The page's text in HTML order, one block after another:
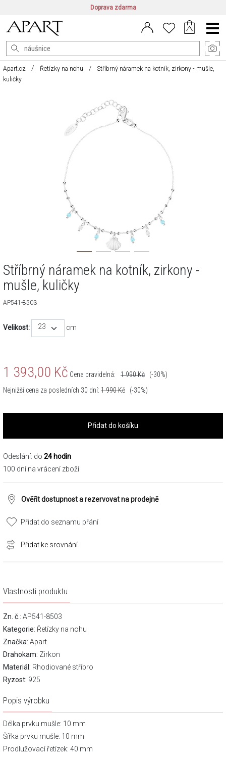
Doprava zdarma
CZ/CZK | EN/EUR PL/PLN
Main
Menu
Apart.cz Řetízky na nohu
Stříbrný náramek na kotník, zirkony - mušle,
kuličky
Stříbrný náramek na kotník, zirkony -
mušle, kuličky
AP541-8503
Velikost: 23 cm
1 393,00 Kč Cena pravidelná: 1 990Kč
(-30%)
Nejnižší cena za posledních 30 dní: 1 990Kč (-30%)
Přidat do košíku
Odeslání: do 24 hodin
100 dní na vrácení zboží
Ověřit dostupnost a rezervovat na prodejně
Přidat do seznamu přání
Přidat ke srovnání
Vlastnosti produktu
Zn. č. : AP541-8503
Kategorie: Řetízky na nohu
Značka: Apart
Drahokam: Zirkon
Materiál: Rhodiované stříbro
Ryzost: 925
Popis výrobku
Délka prvku mušle: 10 mm
Šířka prvku mušle: 10 mm
Prodlužovací řetízek: 40 mm